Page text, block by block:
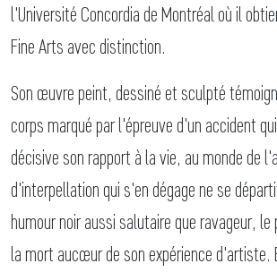
l'Université Concordia de Montréal où il
Fine Arts avec distinction.
Son œuvre peint, dessiné et sculpté
corps marqué par l'épreuve d'un accident
décisive son rapport à la vie, au monde de
d'interpellation qui s'en dégage ne se
humour noir aussi salutaire que ravageur,
la mort aucœur de son expérience d'artiste.